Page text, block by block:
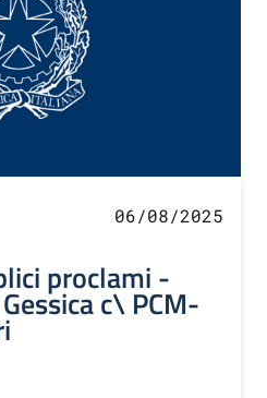
06/08/2025
proclami -
c\ PCM-